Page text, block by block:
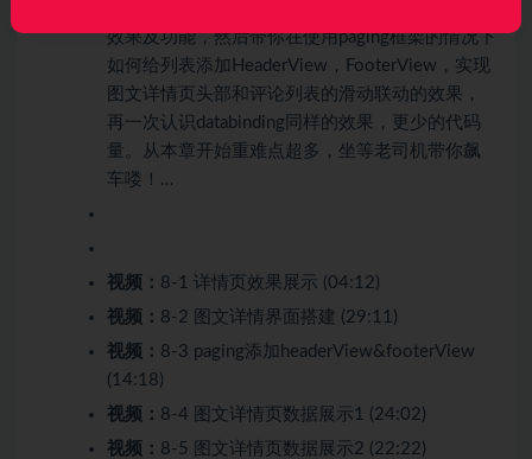
效果及功能，然后带你在使用paging框架的情况下
如何给列表添加HeaderView，FooterView，实现
图文详情页头部和评论列表的滑动联动的效果，
再一次认识databinding同样的效果，更少的代码
量。从本章开始重难点超多，坐等老司机带你飙
车喽！…
视频： 8-1 详情页效果展示 (04:12)
视频： 8-2 图文详情界面搭建 (29:11)
视频： 8-3 paging添加headerView&footerView
(14:18)
视频： 8-4 图文详情页数据展示1 (24:02)
视频： 8-5 图文详情页数据展示2 (22:22)